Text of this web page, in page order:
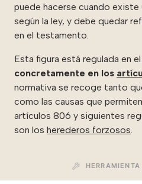
puede hacerse cuando existe
según la ley, y debe quedar
en el testamento.
Esta figura está regulada en el
concretamente en los
normativa se recoge tanto
como las causas que
artículos 806 y siguientes
son los herederos forzosos.